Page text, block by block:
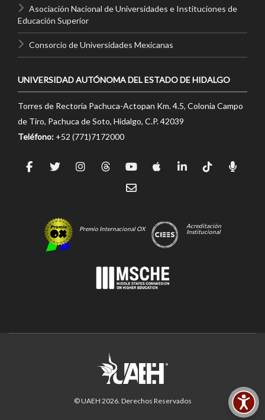
Asociación Nacional de Universidades e Instituciones de
Educación Superior
Consorcio de Universidades Mexicanas
UNIVERSIDAD AUTÓNOMA DEL ESTADO DE HIDALGO
Torres de Rectoría Pachuca-Actopan Km. 4.5, Colonia Campo
de Tiro, Pachuca de Soto, Hidalgo, C.P. 42039
Teléfono: +52 (771)7172000
Premio Internacional OX
Acreditación
Institucional
© UAEH 2026. Derechos Reservados